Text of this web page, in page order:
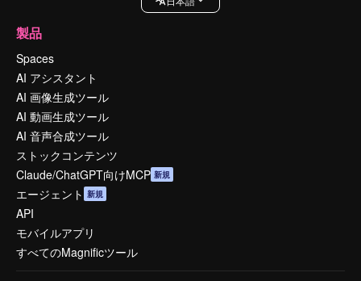
製品
Spaces
AI アシスタント
AI 画像生成ツール
AI 動画生成ツール
AI 音声合成ツール
ストックコンテンツ
Claude/ChatGPT向けMCP 新規
エージェント 新規
API
モバイルアプリ
すべてのMagnificツール